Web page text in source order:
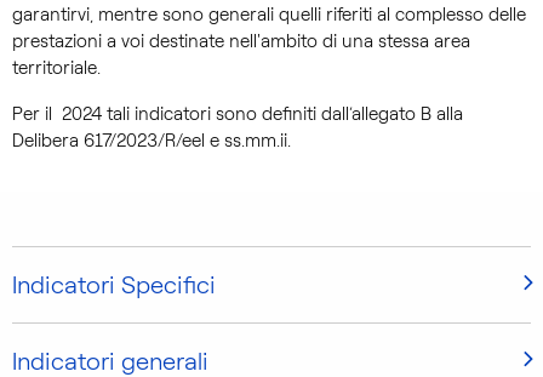
garantirvi, mentre sono generali quelli riferiti al complesso delle
prestazioni a voi destinate nell'ambito di una stessa area
territoriale.
Per il 2024 tali indicatori sono definiti dall’allegato B alla
Delibera 617/2023/R/eel e ss.mm.ii.
Indicatori Specifici
Indicatori generali